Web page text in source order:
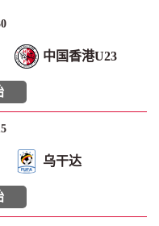
中国香港U23
乌干达